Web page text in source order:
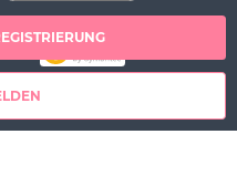
- Powered by Ingenio